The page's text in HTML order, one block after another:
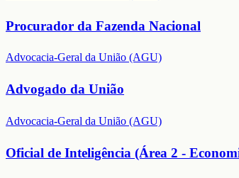
Procurador da Fazenda Nacional
Advocacia-Geral da União (AGU)
Advogado da União
Advocacia-Geral da União (AGU)
Oficial de Inteligência (Área 2 -